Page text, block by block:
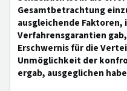
Gesamtbetrachtung
ausgleichende
Verfahrensgarantien
Erschwernis für die
Unmöglichkeit der
ergab, ausgeglichen